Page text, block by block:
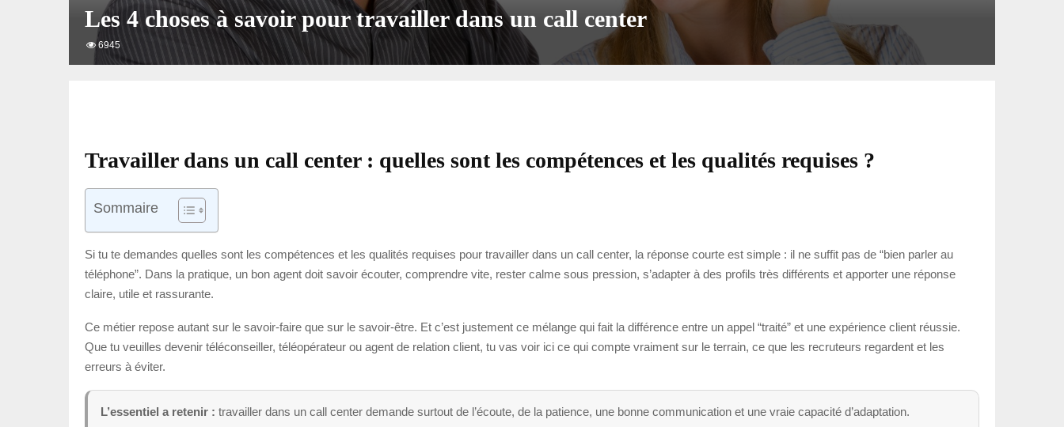
Les 4 choses à savoir pour travailler dans un call center
6945
Travailler dans un call center : quelles sont les compétences et les qualités requises ?
Sommaire
Si tu te demandes quelles sont les compétences et les qualités requises pour travailler dans un call center, la réponse courte est simple : il ne suffit pas de “bien parler au
téléphone”. Dans la pratique, un bon agent doit savoir écouter, comprendre vite, rester calme sous pression, s’adapter à des profils très différents et apporter une réponse
claire, utile et rassurante.
Ce métier repose autant sur le savoir-faire que sur le savoir-être. Et c’est justement ce mélange qui fait la différence entre un appel “traité” et une expérience client réussie.
Que tu veuilles devenir téléconseiller, téléopérateur ou agent de relation client, tu vas voir ici ce qui compte vraiment sur le terrain, ce que les recruteurs regardent et les
erreurs à éviter.
L’essentiel a retenir : travailler dans un call center demande surtout de l’écoute, de la patience, une bonne communication et une vraie capacité d’adaptation.